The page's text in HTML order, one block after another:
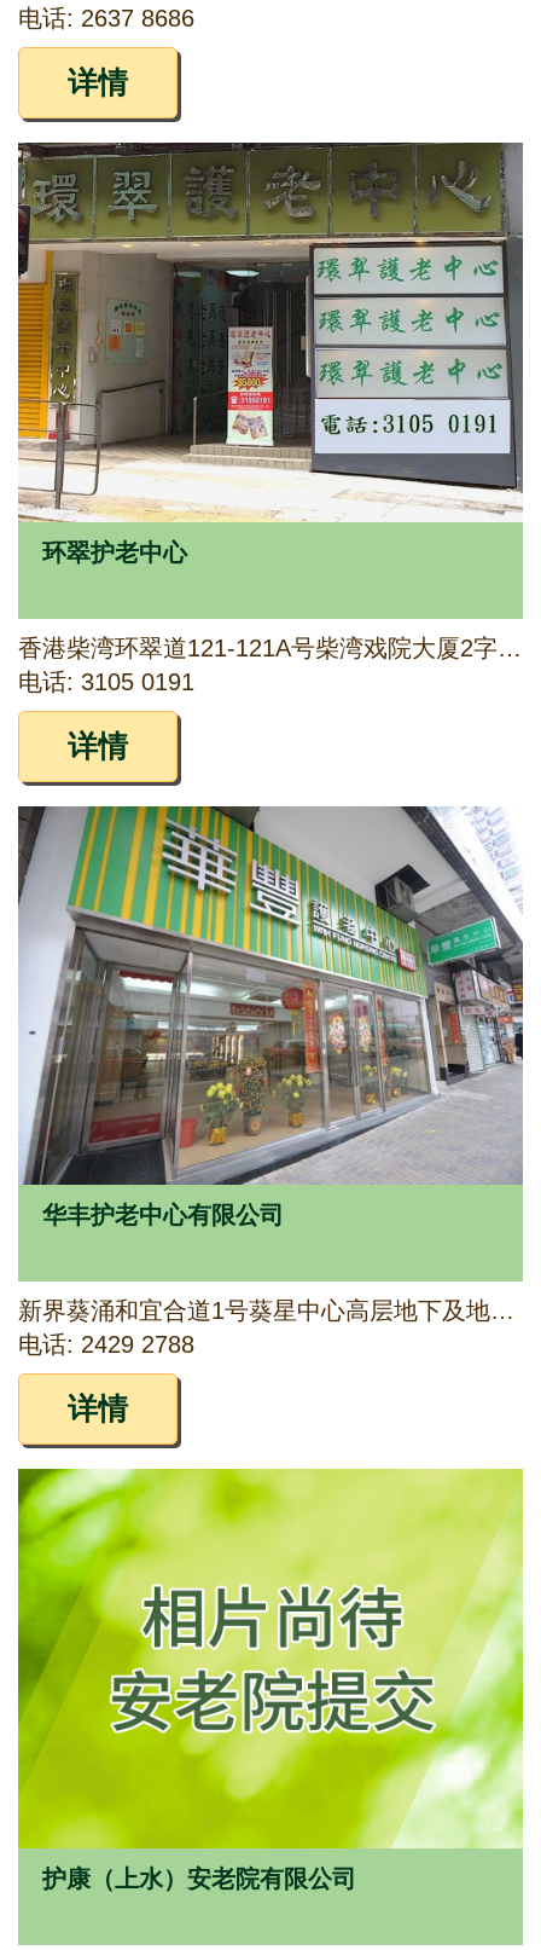
电话: 2637 8686
详情
环翠护老中心
香港柴湾环翠道121-121A号柴湾戏院大厦2字楼至4字楼
电话: 3105 0191
详情
华丰护老中心有限公司
新界葵涌和宜合道1号葵星中心高层地下及地下93、94、95号铺
电话: 2429 2788
详情
护康（上水）安老院有限公司